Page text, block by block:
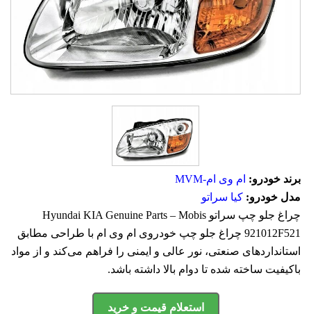
برند خودرو: ام وی ام-MVM
مدل خودرو: کیا سراتو
چراغ جلو چپ سراتو Hyundai KIA Genuine Parts – Mobis
921012F521 چراغ جلو چپ خودروی ام وی ام با طراحی مطابق
استانداردهای صنعتی، نور عالی و ایمنی را فراهم می‌کند و از مواد
باکیفیت ساخته شده تا دوام بالا داشته باشد.
استعلام قیمت و خرید